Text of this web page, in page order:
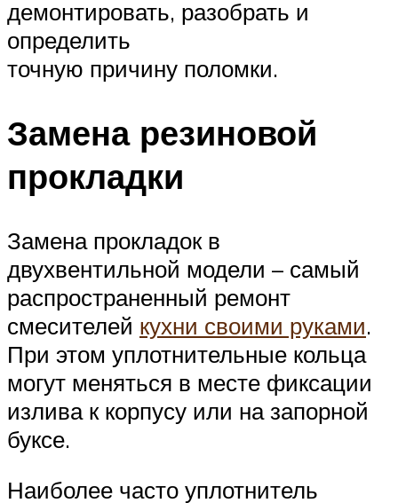
демонтировать, разобрать и
определить
точную причину поломки.
Замена резиновой
прокладки
Замена прокладок в
двухвентильной модели – самый
распространенный ремонт
смесителей кухни своими руками.
При этом уплотнительные кольца
могут меняться в месте фиксации
излива к корпусу или на запорной
буксе.
Наиболее часто уплотнитель